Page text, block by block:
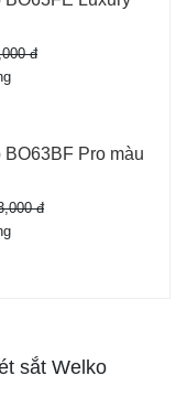
đ
BO63BF Pro màu
đ
sắt Welko